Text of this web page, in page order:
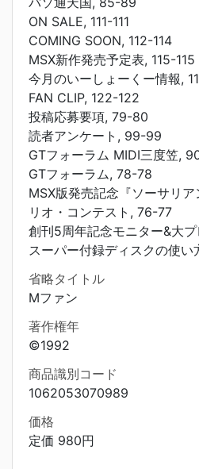
ON SALE, 111-111
COMING SOON, 112-114
MSX新作発売予定表, 115-115
今月のいーしょーくー情報,
FAN CLIP, 122-122
投稿応募要項, 79-80
読者アンケート, 99-99
GTフォーラム MIDI三度笠,
GTフォーラム, 78-78
MSX版発売記念『ソーサリ
リオ・コンテスト, 76-77
創刊5周年記念モニター&大
スーパー付録ディスクの使い
省略タイトル
Mファン
著作権年
©1992
商品識別コード
1062053070989
価格
定価 980円